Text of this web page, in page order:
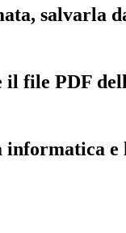
salvarla
il file PDF
informatica